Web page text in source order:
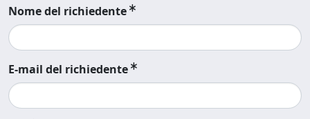
Nome del richiedente
E-mail del richiedente